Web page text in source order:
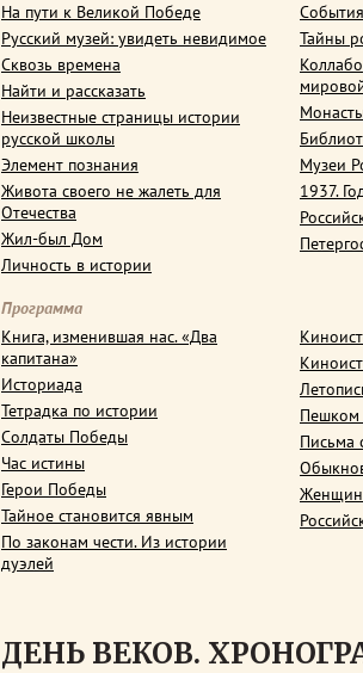
На пути к Великой Победе
Русский музей: увидеть невидимое
Сквозь времена
Найти и рассказать
Неизвестные страницы истории
русской школы
Элемент познания
Живота своего не жалеть для
Отечества
Жил-был Дом
Личность в истории
Тайны
Музеи
1937.
Программа
Книга, изменившая нас. «Два
капитана»
Историада
Тетрадка по истории
Солдаты Победы
Час истины
Герои Победы
Тайное становится явным
По законам чести. Из истории
дуэлей
Пешком
Письма
ДЕНЬ ВЕКОВ.